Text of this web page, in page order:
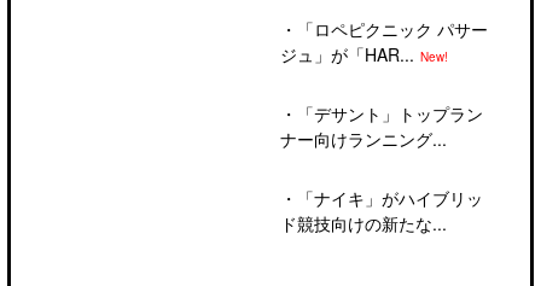
・
「ロペピクニック パサー
ジュ」が「HAR... New!
・
「デサント」トップラン
ナー向けランニング...
・
「ナイキ」がハイブリッ
ド競技向けの新たな...